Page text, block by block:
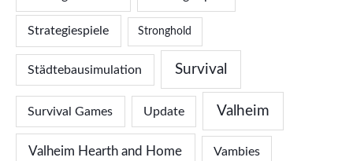
Strategiespiele Stronghold
Städtebausimulation Survival
Survival Games Update Valheim
Valheim Hearth and Home Vambies